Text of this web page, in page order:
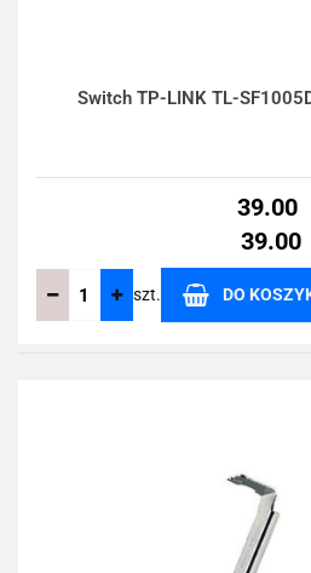
Switch TP-LINK TL-
39.00
39.00
szt. DO